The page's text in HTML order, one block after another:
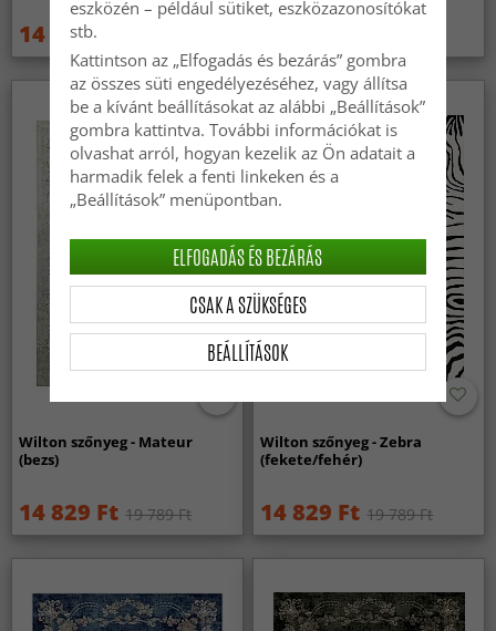
14 829 Ft
Wilton szőnyeg - Mateur
(bezs)
14 829 Ft 19 789 Ft
Wilton szőnyeg - Zebra
(fekete/fehér)
14 829 Ft 19 789 Ft
eszközén – például sütiket, eszközazonosítókat
stb.
Kattintson az „Elfogadás és bezárás” gombra
az összes süti engedélyezéséhez, vagy állítsa
be a kívánt beállításokat az alábbi „Beállítások”
gombra kattintva. További információkat is
olvashat arról, hogyan kezelik az Ön adatait a
harmadik felek a fenti linkeken és a
„Beállítások” menüpontban.
BEÁLLÍTÁSOK
CSAK A SZÜKSÉGES
ELFOGADÁS ÉS BEZÁRÁS